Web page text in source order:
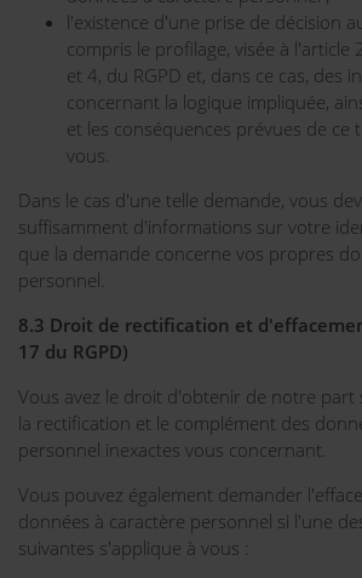
l'existence d'une prise de décision
compris le profilage, visée à l'article
et 4, du RGPD et, dans ce cas, des
concernant la logique impliquée,
et les conséquences prévues de ce
vous.
Dans le cas d'une telle demande, vous
suffisamment d'informations sur votre
que la demande concerne vos propres
personnel.
8.3 Droit de rectification et
17 du RGPD)
Vous avez le droit d'obtenir de notre part
la rectification et le complément des
personnel inexactes vous concernant.
Vous pouvez également demander
données à caractère personnel si l'une
suivantes s'applique à vous :